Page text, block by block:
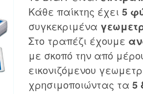
Κάθε παίκτης έχει 5
συγκεκριμένα
Στο τραπέζι έχουμε
με σκοπό την από
εικονιζόμενου
χρησιμοποιώντας τα 5